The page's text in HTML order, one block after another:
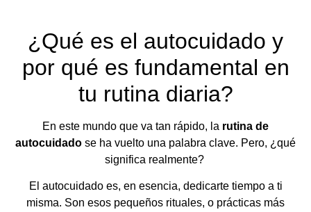
¿Qué es el autocuidado y
por qué es fundamental en
tu rutina diaria?
En este mundo que va tan rápido, la rutina de
autocuidado se ha vuelto una palabra clave. Pero, ¿qué
significa realmente?
El autocuidado es, en esencia, dedicarte tiempo a ti
misma. Son esos pequeños rituales, o prácticas más